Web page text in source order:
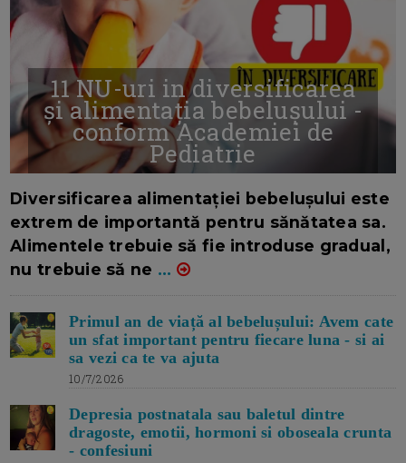
11 NU-uri in diversificarea
și alimentația bebelușului -
conform Academiei de
Pediatrie
Diversificarea alimentației bebelușului este
extrem de importantă pentru sănătatea sa.
Alimentele trebuie să fie introduse gradual,
nu trebuie să ne ...
Primul an de viață al bebelușului: Avem cate
un sfat important pentru fiecare luna - si ai
sa vezi ca te va ajuta
10/7/2026
Depresia postnatala sau baletul dintre
dragoste, emotii, hormoni si oboseala crunta
- confesiuni